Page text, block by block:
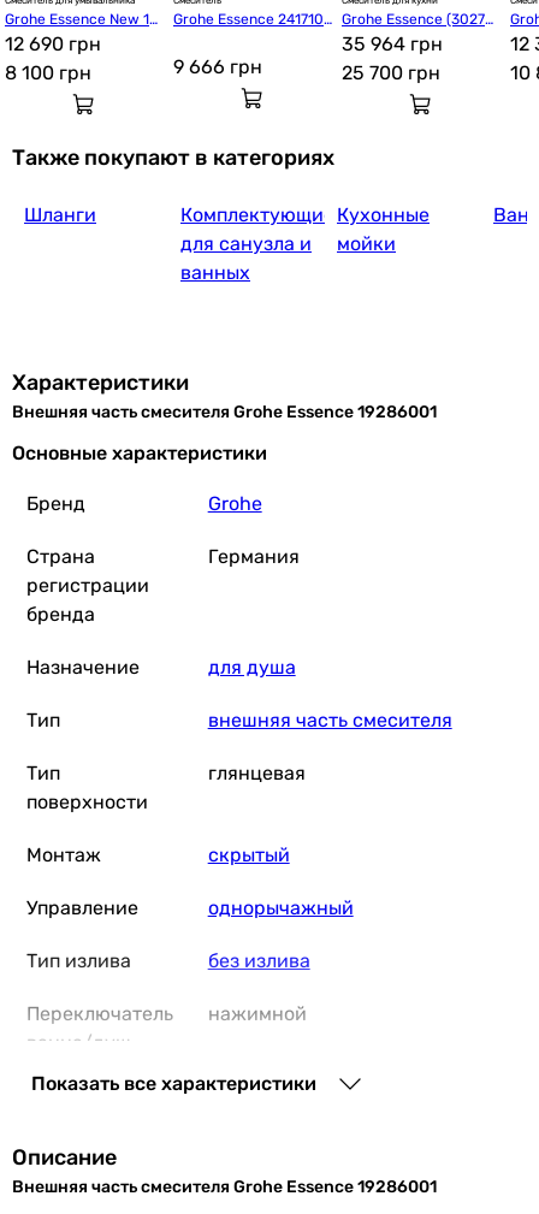
12 366грн Купить
Grohe Eurocube 24062000
12 150грн Купить
9 821 грн
Grohe Eurocube 24094000
Grohe Eurosmart New 24043003
6 966 грн
для душа
для душа
Grohe Essence New 19
408001
12 690 грн
8 100 грн
Grohe Essence 241710
9 666 грн
Grohe Essence (30270
AL0)
35 964 грн
25 700 грн
12
10
Также покупают в категориях
Шланги
Комплектующие
для санузла и
ванных
Кухонные
мойки
Характеристики
Внешняя часть смесителя Grohe Essence 19286001
Основные характеристики
Бренд Grohe
Страна
регистрации
бренда
Германия
Назначение для душа
Тип внешняя часть смесителя
Тип
поверхности
глянцевая
Монтаж скрытый
Управление однорычажный
Тип излива без излива
Переключатель
ванна/душ
нажимной
Подключение к водопроводу
Примечание к
смесителям
универсальная встраиваемая
Показать все характеристики
Описание
Внешняя часть смесителя Grohe Essence 19286001